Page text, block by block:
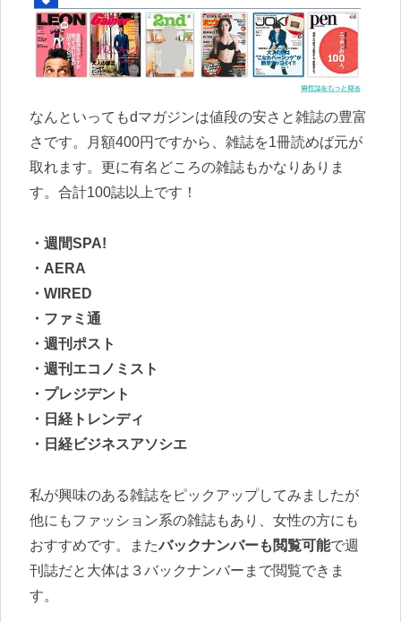
なんといってもdマガジンは値段の安さと雑誌の豊富
さです。月額400円ですから、雑誌を1冊読めば元が
取れます。更に有名どころの雑誌もかなりありま
す。合計100誌以上です！
・週間SPA!
・AERA
・WIRED
・ファミ通
・週刊ポスト
・週刊エコノミスト
・プレジデント
・日経トレンディ
・日経ビジネスアソシエ
私が興味のある雑誌をピックアップしてみましたが
他にもファッション系の雑誌もあり、女性の方にも
おすすめです。またバックナンバーも閲覧可能で週
刊誌だと大体は３バックナンバーまで閲覧できま
す。